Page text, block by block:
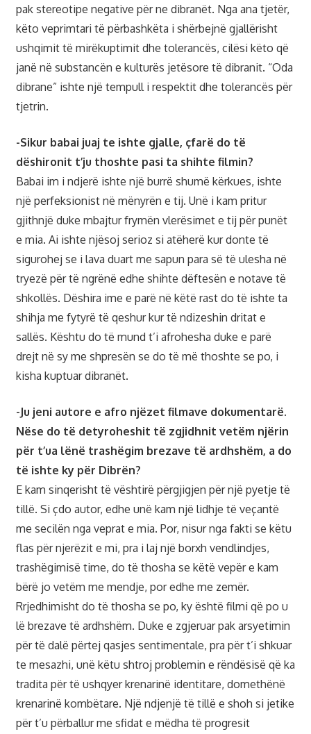
pak stereotipe negative për ne dibranët. Nga ana tjetër,
këto veprimtari të përbashkëta i shërbejnë gjallërisht
ushqimit të mirëkuptimit dhe tolerancës, cilësi këto që
janë në substancën e kulturës jetësore të dibranit. “Oda
dibrane” ishte një tempull i respektit dhe tolerancës për
tjetrin.
-Sikur babai juaj te ishte gjalle, çfarë do të
dëshironit t’ju thoshte pasi ta shihte filmin?
Babai im i ndjerë ishte një burrë shumë kërkues, ishte
një perfeksionist në mënyrën e tij. Unë i kam pritur
gjithnjë duke mbajtur frymën vlerësimet e tij për punët
e mia. Ai ishte njësoj serioz si atëherë kur donte të
sigurohej se i lava duart me sapun para së të ulesha në
tryezë për të ngrënë edhe shihte dëftesën e notave të
shkollës. Dëshira ime e parë në këtë rast do të ishte ta
shihja me fytyrë të qeshur kur të ndizeshin dritat e
sallës. Kështu do të mund t’i afrohesha duke e parë
drejt në sy me shpresën se do të më thoshte se po, i
kisha kuptuar dibranët.
-Ju jeni autore e afro njëzet filmave dokumentarë.
Nëse do të detyroheshit të zgjidhnit vetëm njërin
për t’ua lënë trashëgim brezave të ardhshëm, a do
të ishte ky për Dibrën?
E kam sinqerisht të vështirë përgjigjen për një pyetje të
tillë. Si çdo autor, edhe unë kam një lidhje të veçantë
me secilën nga veprat e mia. Por, nisur nga fakti se këtu
flas për njerëzit e mi, pra i laj një borxh vendlindjes,
trashëgimisë time, do të thosha se këtë vepër e kam
bërë jo vetëm me mendje, por edhe me zemër.
Rrjedhimisht do të thosha se po, ky është filmi që po u
lë brezave të ardhshëm. Duke e zgjeruar pak arsyetimin
për të dalë përtej qasjes sentimentale, pra për t’i shkuar
te mesazhi, unë këtu shtroj problemin e rëndësisë që ka
tradita për të ushqyer krenarinë identitare, domethënë
krenarinë kombëtare. Një ndjenjë të tillë e shoh si jetike
për t’u përballur me sfidat e mëdha të progresit